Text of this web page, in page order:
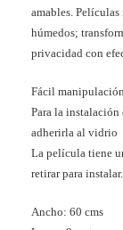
amables.
húmedos;
privacidad con
Fácil
Para la instalación
adherirla al vidrio
La película tiene
retirar para instalar.
Ancho: 60 cms